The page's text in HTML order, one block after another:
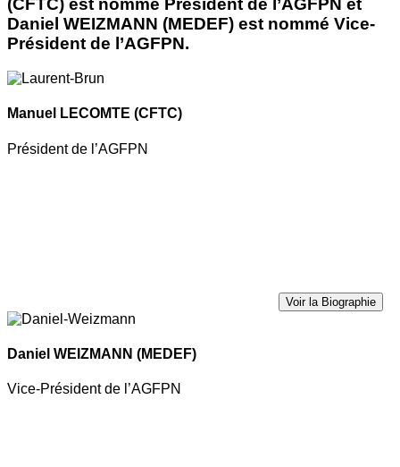
(CFTC) est nommé Président de l’AGFPN et
Daniel WEIZMANN (MEDEF) est nommé Vice-
Président de l’AGFPN.
Manuel LECOMTE (CFTC)
Président de l’AGFPN
Voir la Biographie
Daniel WEIZMANN (MEDEF)
Vice-Président de l’AGFPN